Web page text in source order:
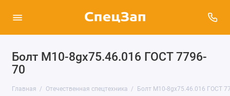
Болт М10-8gх75.46.016 ГОСТ 7796-
70
Главная Отечественная спецтехника Болт М10-8gх75.46.016 ГОСТ